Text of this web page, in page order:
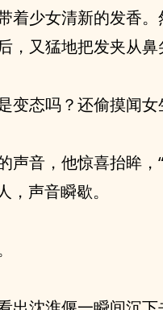
着少女清新的发香
，又猛地把发夹从鼻
变态吗？还偷摸闻女
声音，他惊喜抬眸，
声音瞬歇。